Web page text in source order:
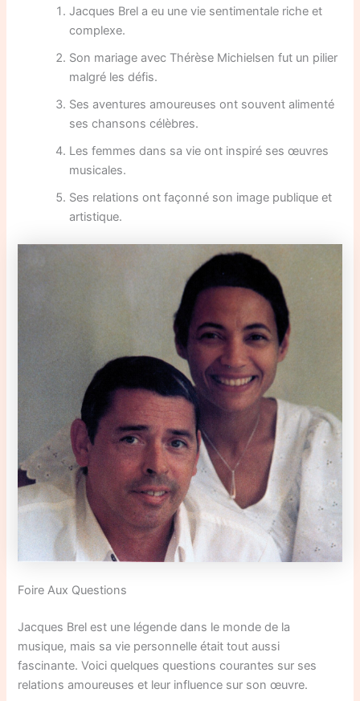
Jacques Brel a eu une vie sentimentale riche et
complexe.
Son mariage avec Thérèse Michielsen fut un pilier
malgré les défis.
Ses aventures amoureuses ont souvent alimenté
ses chansons célèbres.
Les femmes dans sa vie ont inspiré ses œuvres
musicales.
Ses relations ont façonné son image publique et
artistique.
Foire Aux Questions
Jacques Brel est une légende dans le monde de la
musique, mais sa vie personnelle était tout aussi
fascinante. Voici quelques questions courantes sur ses
relations amoureuses et leur influence sur son œuvre.